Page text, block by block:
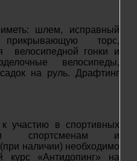
шлем, исправный
прикрывающую торс,
велосипедной гонки и
велосипеды,
на руль. Драфтинг
участию в спортивных
спортсменам и
наличии) необходимо
курс «Антидопинг» на